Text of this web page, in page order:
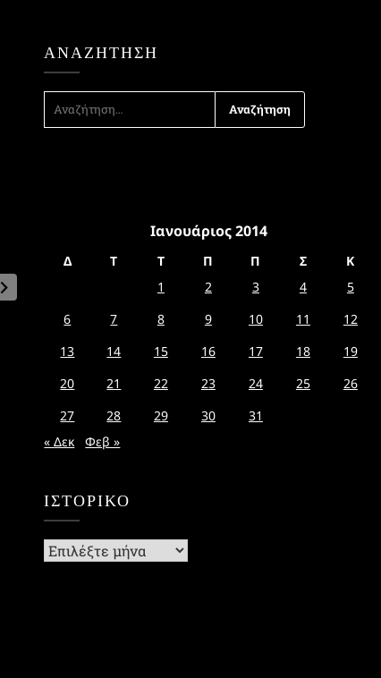
ΑΝΑΖΉΤΗΣΗ
ΓΙΑ:
Ιανουάριος 2014
Δ Τ Τ Π Π Σ
Κ
1
2 3 4
5
6
7 8 9 10 11
12
13
14 15 16 17 18
19
20
21 22 23 24 25
26
27
28 29 30
31
« Δεκ
Φεβ »
ΙΣΤΟΡΙΚΌ
Ιστορικό